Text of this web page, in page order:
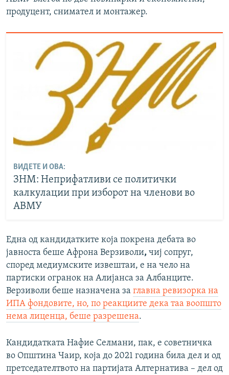
продуцент, снимател и монтажер.
ВИДЕТЕ И ОВА:
ЗНМ: Неприфатливи се политички
калкулации при изборот на членови во
АВМУ
Една од кандидатките која покрена дебата во
јавноста беше Афрона Верзиволи, чиј сопруг,
според медиумските извештаи, е на чело на
партиски огранок на Алијанса за Албанците.
Верзиволи беше назначена за главна ревизорка на
ИПА фондовите, но, по реакциите дека таа воопшто
нема лиценца, беше разрешена.
Кандидатката Нафие Селмани, пак, е советничка
во Општина Чаир, која до 2021 година била дел и од
претседателтвото на партијата Алтернатива – дел од